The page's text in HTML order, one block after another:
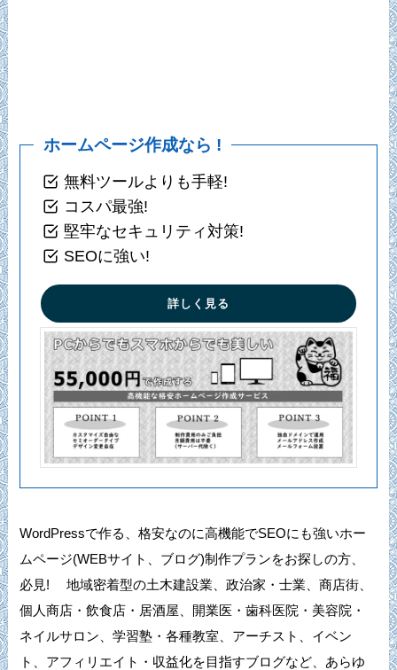
ホームページ作成なら !
無料ツールよりも手軽!
コスパ最強!
堅牢なセキュリティ対策!
SEOに強い!
詳しく見る
WordPressで作る、格安なのに高機能でSEOにも強いホー
ムページ(WEBサイト、ブログ)制作プランをお探しの方、
必見! 地域密着型の土木建設業、政治家・士業、商店街、
個人商店・飲食店・居酒屋、開業医・歯科医院・美容院・
ネイルサロン、学習塾・各種教室、アーチスト、イベン
ト、アフィリエイト・収益化を目指すブログなど、あらゆ